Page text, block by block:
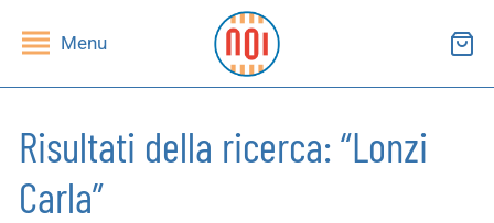
Menu
Risultati della ricerca: “Lonzi
Carla”